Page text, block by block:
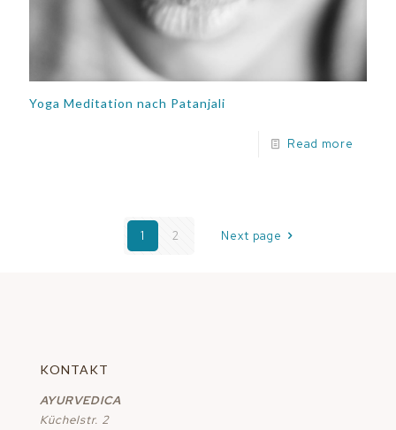
Yoga Meditation nach Patanjali
Read more
1 2 Next page
KONTAKT
AYURVEDICA
Küchelstr. 2